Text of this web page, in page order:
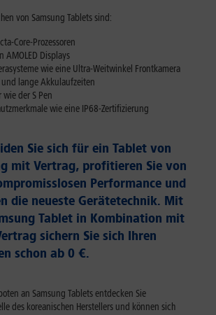
von Samsung Tablets sind:
Core-Prozessoren
AMOLED Displays
wie eine Ultra-Weitwinkel Frontkamera
und lange Akkulaufzeiten
wie der S Pen
wie eine IP68-Zertifizierung
Sie sich für ein Tablet von
mit Vertrag, profitieren Sie von
Performance und
die neueste Gerätetechnik. Mit
Tablet in Kombination mit
sichern Sie sich Ihren
schon ab 0 €.
an Samsung Tablets entdecken Sie
des koreanischen Herstellers und können sich